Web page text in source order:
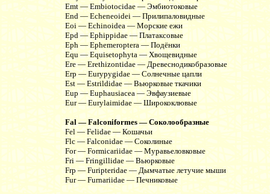
Emt — Embiotocidae — Эмбиотоковые
End — Echeneoidei — Прилипаловидные
Eoi — Echinoidea — Морские ежи
Epd — Ephippidae — Платаксовые
Eph — Ephemeroptera — Подёнки
Equ — Equisetophyta — Хвощевидные
Ere — Erethizontidae — Древеснодикобразовые
Erp — Eurypygidae — Солнечные цапли
Est — Estrildidae — Вьюрковые ткачики
Eup — Euphausiacea — Эвфаузиевые
Eur — Eurylaimidae — Ширококлювые
Fal — Falconiformes — Соколообразные
Fel — Felidae — Кошачьи
Flc — Falconidae — Соколиные
For — Formicariidae — Муравьеловковые
Fri — Fringillidae — Вьюрковые
Frp — Furipteridae — Дымчатые летучие мыши
Fur — Furnariidae — Печниковые